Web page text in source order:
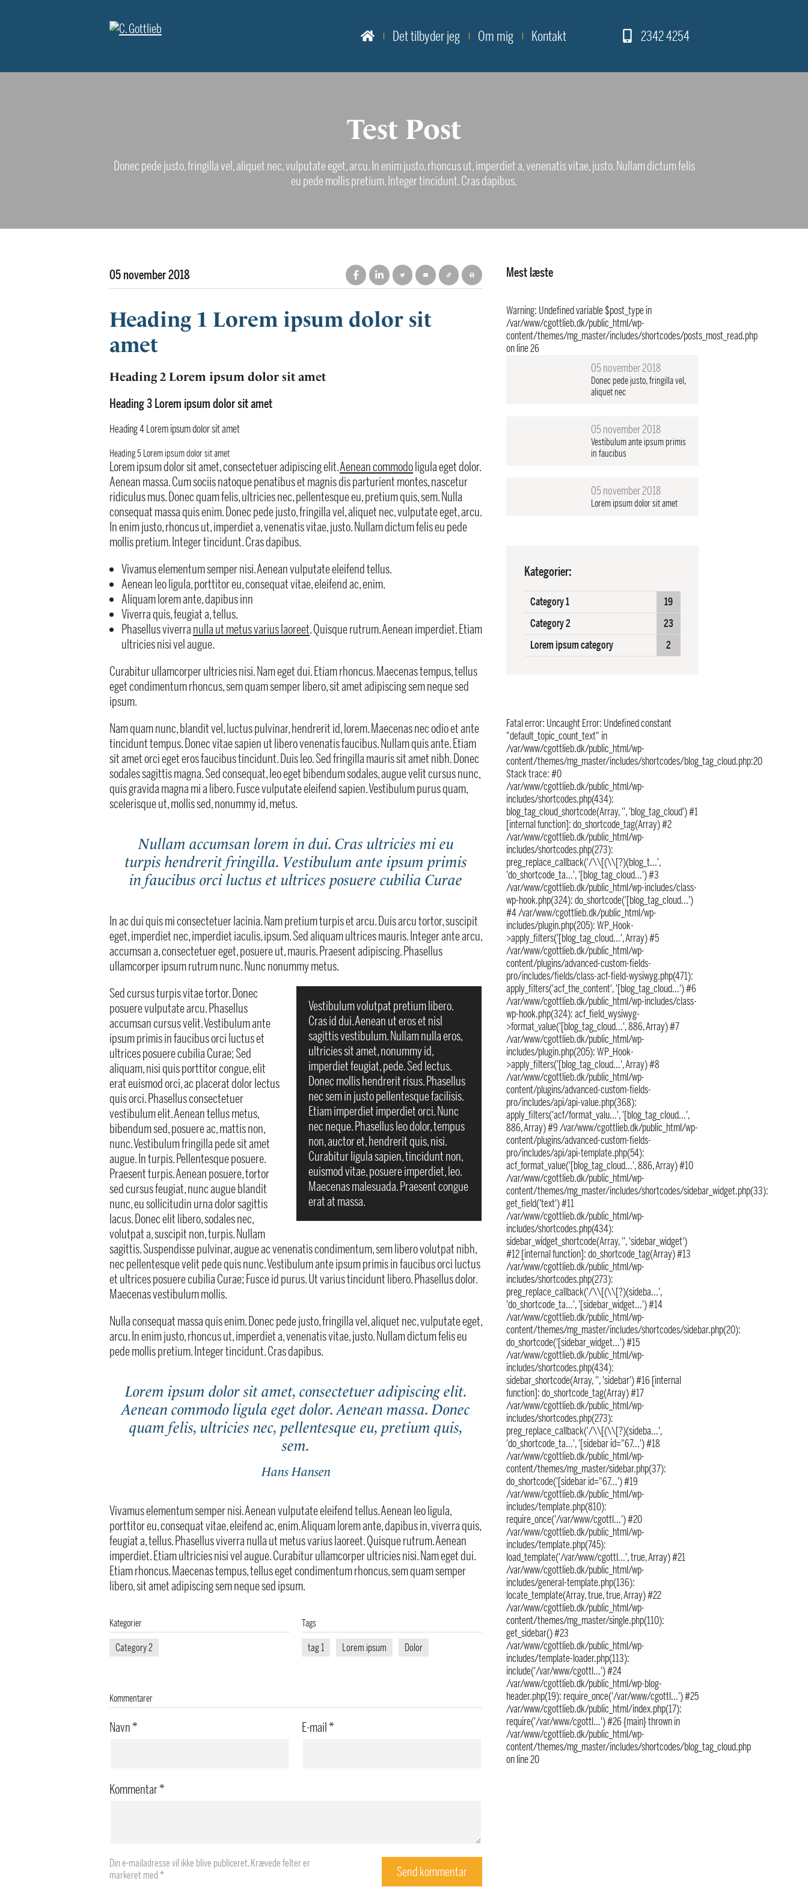
Det tilbyder jeg Om mig Kontakt 2342 4254
Test Post
Donec pede justo, fringilla vel, aliquet nec, vulputate eget, arcu. In enim justo, rhoncus ut, imperdiet a, venenatis vitae, justo. Nullam dictum felis
eu pede mollis pretium. Integer tincidunt. Cras dapibus.
05 november 2018
Heading 1 Lorem ipsum dolor sit
amet
Heading 2 Lorem ipsum dolor sit amet
Heading 3 Lorem ipsum dolor sit amet
Heading 4 Lorem ipsum dolor sit amet
Heading 5 Lorem ipsum dolor sit amet
Lorem ipsum dolor sit amet, consectetuer adipiscing elit.Aenean commodoligula eget dolor.
Aenean massa. Cum sociis natoque penatibus et magnis dis parturient montes, nascetur
ridiculus mus. Donec quam felis, ultricies nec, pellentesque eu, pretium quis, sem. Nulla
consequat massa quis enim. Donec pede justo, fringilla vel, aliquet nec, vulputate eget, arcu.
In enim justo, rhoncus ut, imperdiet a, venenatis vitae, justo. Nullam dictum felis eu pede
mollis pretium. Integer tincidunt. Cras dapibus.
Vivamus elementum semper nisi. Aenean vulputate eleifend tellus.
Aenean leo ligula, porttitor eu, consequat vitae, eleifend ac, enim.
Aliquam lorem ante, dapibus inn
Viverra quis, feugiat a, tellus.
Phasellus viverra nulla ut metus varius laoreet. Quisque rutrum. Aenean imperdiet. Etiam
ultricies nisi vel augue.
Curabitur ullamcorper ultricies nisi. Nam eget dui. Etiam rhoncus. Maecenas tempus, tellus
eget condimentum rhoncus, sem quam semper libero, sit amet adipiscing sem neque sed
ipsum.
Nam quam nunc, blandit vel, luctus pulvinar, hendrerit id, lorem. Maecenas nec odio et ante
tincidunt tempus. Donec vitae sapien ut libero venenatis faucibus. Nullam quis ante. Etiam
sit amet orci eget eros faucibus tincidunt. Duis leo. Sed fringilla mauris sit amet nibh. Donec
sodales sagittis magna. Sed consequat, leo eget bibendum sodales, augue velit cursus nunc,
quis gravida magna mi a libero. Fusce vulputate eleifend sapien. Vestibulum purus quam,
scelerisque ut, mollis sed, nonummy id, metus.
Nullam accumsan lorem in dui. Cras ultricies mi eu
turpis hendrerit fringilla. Vestibulum ante ipsum primis
in faucibus orci luctus et ultrices posuere cubilia Curae
In ac dui quis mi consectetuer lacinia. Nam pretium turpis et arcu. Duis arcu tortor, suscipit
eget, imperdiet nec, imperdiet iaculis, ipsum. Sed aliquam ultrices mauris. Integer ante arcu,
accumsan a, consectetuer eget, posuere ut, mauris. Praesent adipiscing. Phasellus
ullamcorper ipsum rutrum nunc. Nunc nonummy metus.
Vestibulum volutpat pretium libero.
Cras id dui. Aenean ut eros et nisl
sagittis vestibulum. Nullam nulla eros,
ultricies sit amet, nonummy id,
imperdiet feugiat, pede. Sed lectus.
Donec mollis hendrerit risus. Phasellus
nec sem in justo pellentesque facilisis.
Etiam imperdiet imperdiet orci. Nunc
nec neque. Phasellus leo dolor, tempus
non, auctor et, hendrerit quis, nisi.
Curabitur ligula sapien, tincidunt non,
euismod vitae, posuere imperdiet, leo.
Maecenas malesuada. Praesent congue
erat at massa.
Sed cursus turpis vitae tortor. Donec
posuere vulputate arcu. Phasellus
accumsan cursus velit. Vestibulum ante
ipsum primis in faucibus orci luctus et
ultrices posuere cubilia Curae; Sed
aliquam, nisi quis porttitor congue, elit
erat euismod orci, ac placerat dolor lectus
quis orci. Phasellus consectetuer
vestibulum elit. Aenean tellus metus,
bibendum sed, posuere ac, mattis non,
nunc. Vestibulum fringilla pede sit amet
augue. In turpis. Pellentesque posuere.
Praesent turpis. Aenean posuere, tortor
sed cursus feugiat, nunc augue blandit
nunc, eu sollicitudin urna dolor sagittis
lacus. Donec elit libero, sodales nec,
volutpat a, suscipit non, turpis. Nullam
sagittis. Suspendisse pulvinar, augue ac venenatis condimentum, sem libero volutpat nibh,
nec pellentesque velit pede quis nunc. Vestibulum ante ipsum primis in faucibus orci luctus
et ultrices posuere cubilia Curae; Fusce id purus. Ut varius tincidunt libero. Phasellus dolor.
Maecenas vestibulum mollis.
Nulla consequat massa quis enim. Donec pede justo, fringilla vel, aliquet nec, vulputate eget,
arcu. In enim justo, rhoncus ut, imperdiet a, venenatis vitae, justo. Nullam dictum felis eu
pede mollis pretium. Integer tincidunt. Cras dapibus.
Lorem ipsum dolor sit amet, consectetuer adipiscing elit.
Aenean commodo ligula eget dolor. Aenean massa. Donec
quam felis, ultricies nec, pellentesque eu, pretium quis,
sem.
Hans Hansen
Vivamus elementum semper nisi. Aenean vulputate eleifend tellus. Aenean leo ligula,
porttitor eu, consequat vitae, eleifend ac, enim. Aliquam lorem ante, dapibus in, viverra quis,
feugiat a, tellus. Phasellus viverra nulla ut metus varius laoreet. Quisque rutrum. Aenean
imperdiet. Etiam ultricies nisi vel augue. Curabitur ullamcorper ultricies nisi. Nam eget dui.
Etiam rhoncus. Maecenas tempus, tellus eget condimentum rhoncus, sem quam semper
libero, sit amet adipiscing sem neque sed ipsum.
Kategorier
Category 2
Tags
tag 1 Lorem ipsum Dolor
Kommentarer
Din e-mailadresse vil ikke blive publiceret. Krævede felter er
markeret med *
Kommentar*
Navn* E-mail*
Mest læste
Warning: Undefined variable $post_type in
/var/www/cgottlieb.dk/public_html/wp-
content/themes/mg_master/includes/shortcodes/posts_most_read.php
on line26
05 november 2018
Donec pede justo, fringilla vel,
aliquet nec
05 november 2018
Vestibulum ante ipsum primis
in faucibus
05 november 2018
Lorem ipsum dolor sit amet
Kategorier:
Category 1
19
Category 2
23
Lorem ipsum category
2
Fatal error: Uncaught Error: Undefined constant
"default_topic_count_text" in
/var/www/cgottlieb.dk/public_html/wp-
content/themes/mg_master/includes/shortcodes/blog_tag_cloud.php:20
Stack trace: #0
/var/www/cgottlieb.dk/public_html/wp-
includes/shortcodes.php(434):
blog_tag_cloud_shortcode(Array, '', 'blog_tag_cloud') #1
[internal function]: do_shortcode_tag(Array) #2
/var/www/cgottlieb.dk/public_html/wp-
includes/shortcodes.php(273):
preg_replace_callback('/\\[(\\[?)(blog_t...',
'do_shortcode_ta...', '[blog_tag_cloud...') #3
/var/www/cgottlieb.dk/public_html/wp-includes/class-
wp-hook.php(324): do_shortcode('[blog_tag_cloud...')
#4 /var/www/cgottlieb.dk/public_html/wp-
includes/plugin.php(205): WP_Hook-
>apply_filters('[blog_tag_cloud...', Array) #5
/var/www/cgottlieb.dk/public_html/wp-
content/plugins/advanced-custom-fields-
pro/includes/fields/class-acf-field-wysiwyg.php(471):
apply_filters('acf_the_content', '[blog_tag_cloud...') #6
/var/www/cgottlieb.dk/public_html/wp-includes/class-
wp-hook.php(324): acf_field_wysiwyg-
>format_value('[blog_tag_cloud...', 886, Array) #7
/var/www/cgottlieb.dk/public_html/wp-
includes/plugin.php(205): WP_Hook-
>apply_filters('[blog_tag_cloud...', Array) #8
/var/www/cgottlieb.dk/public_html/wp-
content/plugins/advanced-custom-fields-
pro/includes/api/api-value.php(368):
apply_filters('acf/format_valu...', '[blog_tag_cloud...',
886, Array) #9 /var/www/cgottlieb.dk/public_html/wp-
content/plugins/advanced-custom-fields-
pro/includes/api/api-template.php(54):
acf_format_value('[blog_tag_cloud...', 886, Array) #10
/var/www/cgottlieb.dk/public_html/wp-
content/themes/mg_master/includes/shortcodes/sidebar_widget.php(33):
get_field('text') #11
/var/www/cgottlieb.dk/public_html/wp-
includes/shortcodes.php(434):
sidebar_widget_shortcode(Array, '', 'sidebar_widget')
#12 [internal function]: do_shortcode_tag(Array) #13
/var/www/cgottlieb.dk/public_html/wp-
includes/shortcodes.php(273):
preg_replace_callback('/\\[(\\[?)(sideba...',
'do_shortcode_ta...', '[sidebar_widget...') #14
/var/www/cgottlieb.dk/public_html/wp-
content/themes/mg_master/includes/shortcodes/sidebar.php(20):
do_shortcode('[sidebar_widget...') #15
/var/www/cgottlieb.dk/public_html/wp-
includes/shortcodes.php(434):
sidebar_shortcode(Array, '', 'sidebar') #16 [internal
function]: do_shortcode_tag(Array) #17
/var/www/cgottlieb.dk/public_html/wp-
includes/shortcodes.php(273):
preg_replace_callback('/\\[(\\[?)(sideba...',
'do_shortcode_ta...', '[sidebar id="67...') #18
/var/www/cgottlieb.dk/public_html/wp-
content/themes/mg_master/sidebar.php(37):
do_shortcode('[sidebar id="67...') #19
/var/www/cgottlieb.dk/public_html/wp-
includes/template.php(810):
require_once('/var/www/cgottl...') #20
/var/www/cgottlieb.dk/public_html/wp-
includes/template.php(745):
load_template('/var/www/cgottl...', true, Array) #21
/var/www/cgottlieb.dk/public_html/wp-
includes/general-template.php(136):
locate_template(Array, true, true, Array) #22
/var/www/cgottlieb.dk/public_html/wp-
content/themes/mg_master/single.php(110):
get_sidebar() #23
/var/www/cgottlieb.dk/public_html/wp-
includes/template-loader.php(113):
include('/var/www/cgottl...') #24
/var/www/cgottlieb.dk/public_html/wp-blog-
header.php(19): require_once('/var/www/cgottl...') #25
/var/www/cgottlieb.dk/public_html/index.php(17):
require('/var/www/cgottl...') #26 {main} thrown in
/var/www/cgottlieb.dk/public_html/wp-
content/themes/mg_master/includes/shortcodes/blog_tag_cloud.php
on line20